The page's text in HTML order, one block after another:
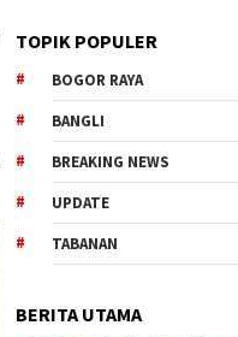
TOPIK POPULER
BOGOR RAYA
BANGLI
BREAKING NEWS
UPDATE
TABANAN
BERITA UTAMA